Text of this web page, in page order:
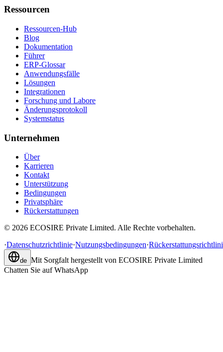
Ressourcen
Ressourcen-Hub
Blog
Dokumentation
Führer
ERP-Glossar
Anwendungsfälle
Lösungen
Integrationen
Forschung und Labore
Änderungsprotokoll
Systemstatus
Unternehmen
Über
Karrieren
Kontakt
Unterstützung
Bedingungen
Privatsphäre
Rückerstattungen
© 2026 ECOSIRE Private Limited. Alle Rechte vorbehalten.
·Datenschutzrichtlinie·Nutzungsbedingungen·
de Mit Sorgfalt hergestellt von ECOSIRE Private Limited
Chatten Sie auf WhatsApp